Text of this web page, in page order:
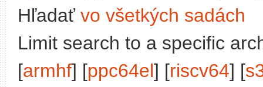
Hľadať vo všetkých sadách
Limit search to a specific
[armhf] [ppc64el] [riscv64] [